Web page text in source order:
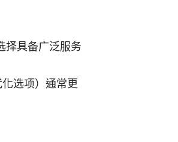
择具备广泛服务
选项）通常更